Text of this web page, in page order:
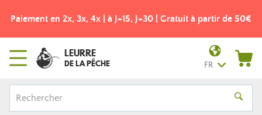
Paiement en 2x, 3x, 4x | à J+15, J+30 | Gratuit à partir de 50€
LEURRE
DE LA PÊCHE FR